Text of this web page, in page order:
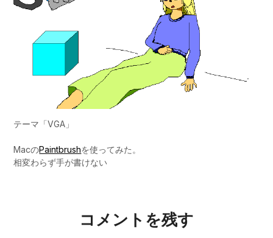
テーマ「VGA」
MacのPaintbrushを使ってみた。
相変わらず手が書けない
コメントを残す